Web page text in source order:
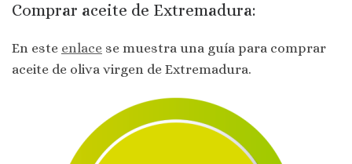
Comprar aceite de Extremadura:
En este enlace se muestra una guía para comprar
aceite de oliva virgen de Extremadura.